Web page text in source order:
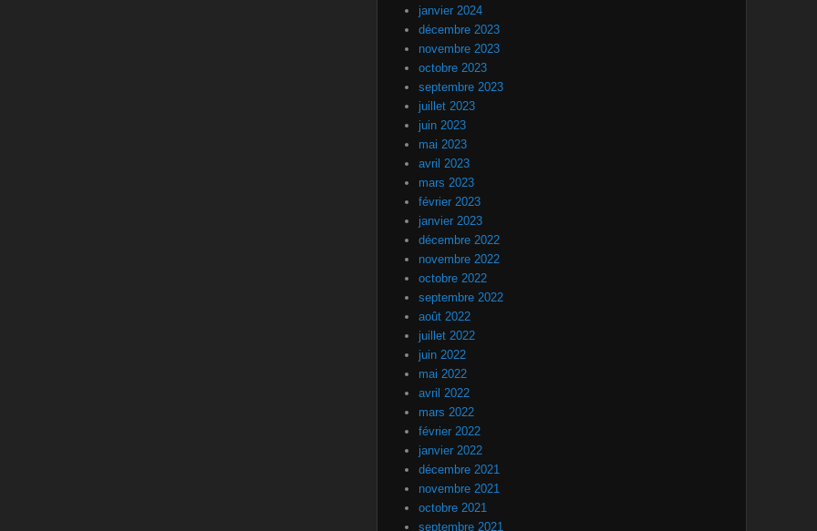
janvier 2024
décembre 2023
novembre 2023
octobre 2023
septembre 2023
juillet 2023
juin 2023
mai 2023
avril 2023
mars 2023
février 2023
janvier 2023
décembre 2022
novembre 2022
octobre 2022
septembre 2022
août 2022
juillet 2022
juin 2022
mai 2022
avril 2022
mars 2022
février 2022
janvier 2022
décembre 2021
novembre 2021
octobre 2021
septembre 2021